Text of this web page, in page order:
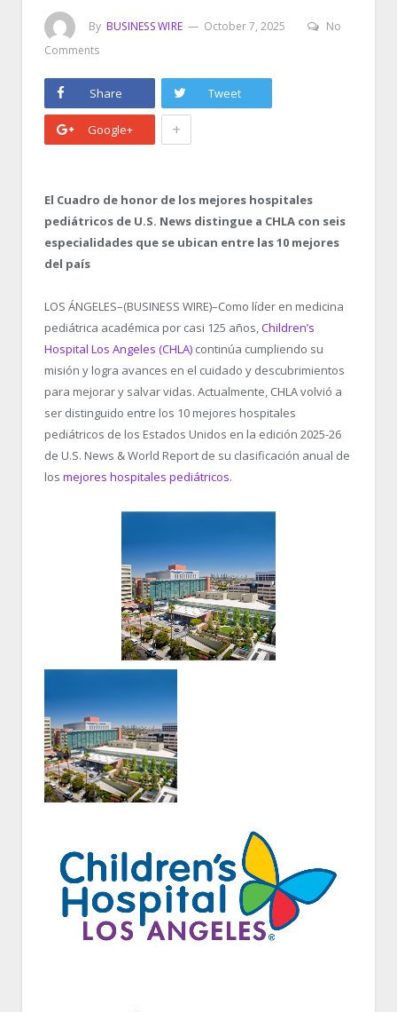
By BUSINESS WIRE October 7, 2025
No
Comments
Share Tweet
Google+ +
El Cuadro de honor de los mejores hospitales
pediátricos de U.S. News distingue a CHLA con seis
especialidades que se ubican entre las 10 mejores
del país
LOS ÁNGELES–(BUSINESS WIRE)–Como líder en medicina
pediátrica académica por casi 125 años,Children’s
Hospital Los Angeles (CHLA) continúa cumpliendo su
misión y logra avances en el cuidado y descubrimientos
para mejorar y salvar vidas. Actualmente, CHLA volvió a
ser distinguido entre los 10 mejores hospitales
pediátricos de los Estados Unidos en la edición 2025-26
de U.S. News & World Report de su clasificación anual de
los mejores hospitales pediátricos.